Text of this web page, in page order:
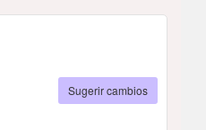
Sugerir cambios